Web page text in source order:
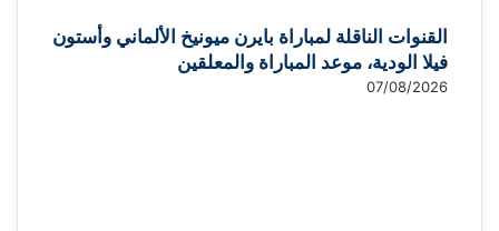
القنوات الناقلة لمباراة بايرن ميونيخ الألماني وأستون
فيلا الودية، موعد المباراة والمعلقين
07/08/2026